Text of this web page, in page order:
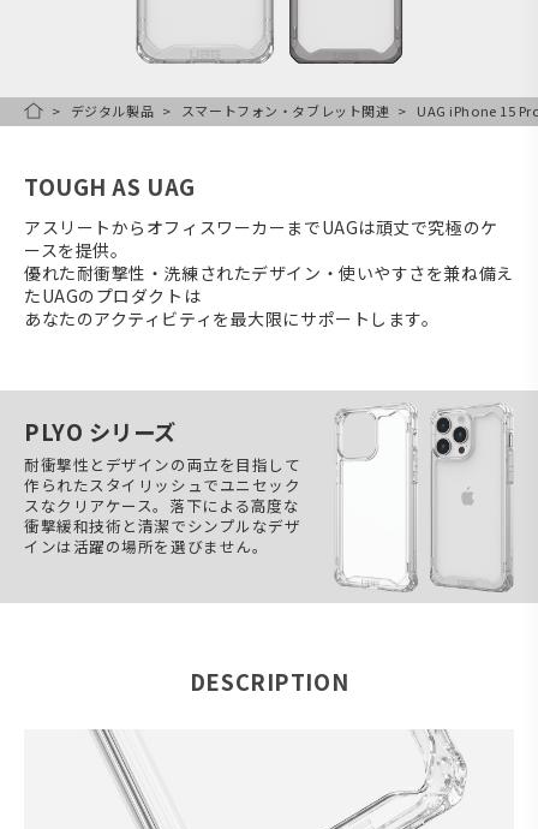
HOMEデジタル製品 スマートフォン・タブレット関連 UAG iPhone 15
TOUGH AS UAG
アスリートからオフィスワーカーまでUAGは頑丈で究極のケ
ースを提供。
優れた耐衝撃性・洗練されたデザイン・使いやすさを兼ね備え
たUAGのプロダクトは
あなたのアクティビティを最大限にサポートします。
PLYO シリーズ
耐衝撃性とデザインの両立を目指して
作られたスタイリッシュでユニセック
スなクリアケース。落下による高度な
衝撃緩和技術と清潔でシンプルなデザ
インは活躍の場所を選びません。
DESCRIPTION